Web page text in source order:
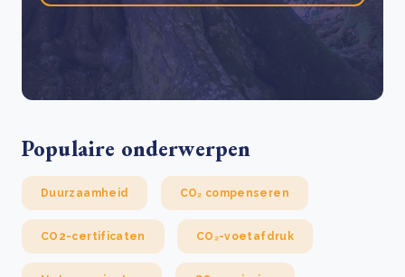
Populaire onderwerpen
Duurzaamheid CO₂ compenseren
CO2-certificaten CO₂-voetafdruk